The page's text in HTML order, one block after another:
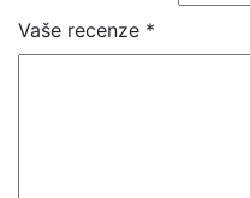
Vaše recenze *